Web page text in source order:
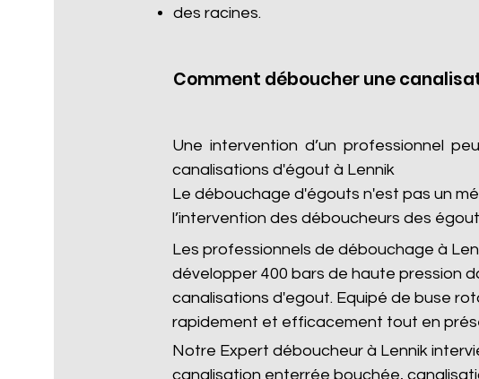
des racines.​
Comment déboucher une
Une intervention d’un professionnel
canalisations d'égout à Lennik
Le débouchage d'égouts n'est pas un
l’intervention des déboucheurs des
Les professionnels de débouchage à
développer 400 bars de haute pression
canalisations d'egout. Equipé de buse
rapidement et efficacement tout en
Notre Expert déboucheur à Lennik
canalisation enterrée bouchée,